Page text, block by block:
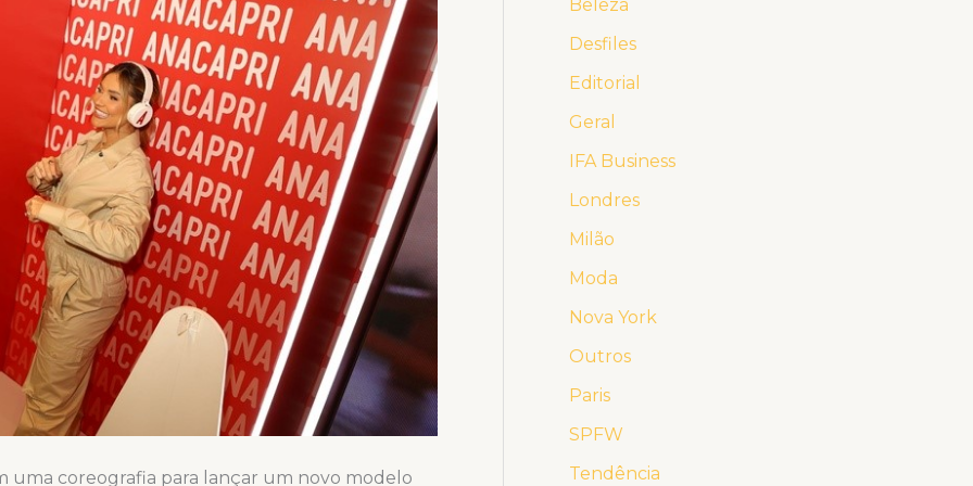
uma coreografia para lançar um novo modelo
Beleza
Desfiles
Editorial
Geral
IFA Business
Londres
Milão
Moda
Nova York
Outros
Paris
SPFW
Tendência